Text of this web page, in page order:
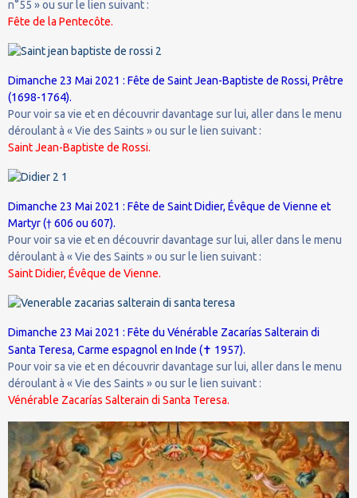
n°55 » ou sur le lien suivant :
Fête de la Pentecôte.
Dimanche 23 Mai 2021 : Fête de Saint Jean-Baptiste de Rossi, Prêtre
(1698-1764).
Pour voir sa vie et en découvrir davantage sur lui, aller dans le menu
déroulant à « Vie des Saints » ou sur le lien suivant :
Saint Jean-Baptiste de Rossi.
Dimanche 23 Mai 2021 : Fête de Saint Didier, Évêque de Vienne et
Martyr († 606 ou 607).
Pour voir sa vie et en découvrir davantage sur lui, aller dans le menu
déroulant à « Vie des Saints » ou sur le lien suivant :
Saint Didier, Évêque de Vienne.
Dimanche 23 Mai 2021 : Fête du Vénérable Zacarías Salterain di
Santa Teresa, Carme espagnol en Inde (✝ 1957).
Pour voir sa vie et en découvrir davantage sur lui, aller dans le menu
déroulant à « Vie des Saints » ou sur le lien suivant :
Vénérable Zacarías Salterain di Santa Teresa.